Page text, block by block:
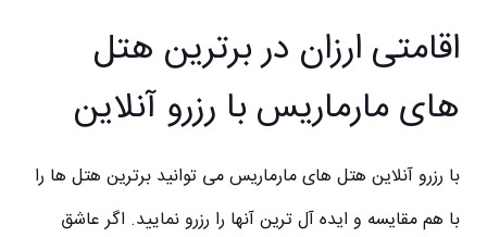
اقامتی ارزان در برترین هتل
های مارماریس با رزرو آنلاین
با رزرو آنلاین هتل های مارماریسمی توانید برترین هتل ها را
با هم مقایسه و ایده آل ترین آنها را رزرو نمایید. اگر عاشق